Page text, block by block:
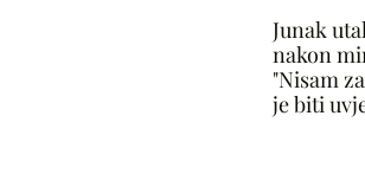
Junak
nakon
"Nisam
je biti